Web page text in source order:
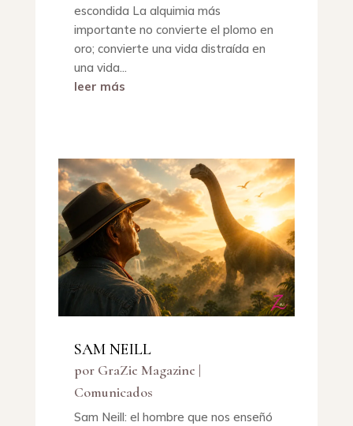
escondida La alquimia más
importante no convierte el plomo en
oro; convierte una vida distraída en
una vida...
leer más
SAM NEILL
por GraZie Magazine |
Comunicados
Sam Neill: el hombre que nos enseñó